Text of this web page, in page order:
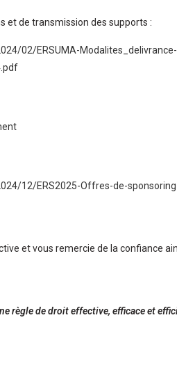
et de transmission des supports :
02/ERSUMA-Modalites_delivrance-
12/ERS2025-Offres-de-
et vous remercie de la confiance
règle de droit effective, efficace et